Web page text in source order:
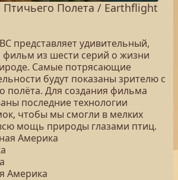
Полета / Earthflight
представляет удивительный,
из шести серий о жизни
Самые потрясающие
будут показаны зрителю с
полёта. Для создания фильма
последние технологии
чтобы мы смогли в мелких
мощь природы глазами птиц.
Америка
Америка